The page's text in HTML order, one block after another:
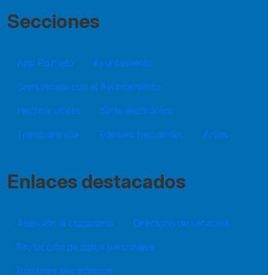
Secciones
App Pozuelo
Ayuntamiento
Comunícate con el Ayuntamiento
Hechos vitales
Sede electrónica
Transparencia
Trámites frecuentes Áreas
Enlaces destacados
Atención al ciudadano
Directorio de servicios
Protección de datos personales
Boletines electrónicos